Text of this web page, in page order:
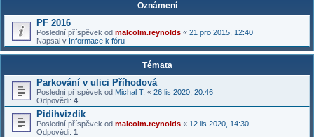
Oznámení
PF 2016
Poslední příspěvek od malcolm.reynolds « 21 pro 2015, 12:40
Napsal v Informace k fóru
Témata
Parkování v ulici Příhodová
Poslední příspěvek od Michal T. « 26 lis 2020, 20:46
Odpovědi: 4
Pidihvizdik
Poslední příspěvek od malcolm.reynolds « 12 lis 2020, 14:30
Odpovědi: 1